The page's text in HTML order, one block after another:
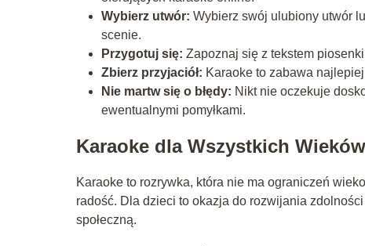
Wybierz utwór: Wybierz swój ulubiony utwór
scenie.
Przygotuj się: Zapoznaj się z tekstem
Zbierz przyjaciół: Karaoke to zabawa
Nie martw się o błędy: Nikt nie oczekuje
ewentualnymi pomyłkami.
Karaoke dla Wszystkich Wieków
Karaoke to rozrywka, która nie ma ograniczeń
radość. Dla dzieci to okazja do rozwijania
społeczną.